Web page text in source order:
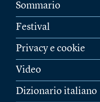
Sommario
Festival
Privacy e cookie
Video
Dizionario italiano